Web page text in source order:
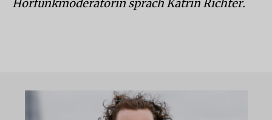
Hörfunkmoderatorin sprach Katrin Richter.